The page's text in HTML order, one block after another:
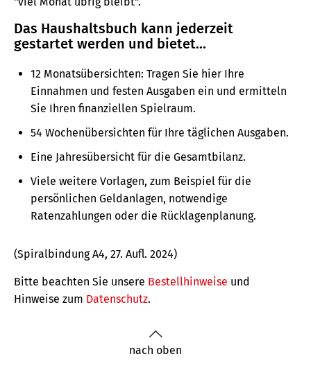
Das Haushaltsbuch kann jederzeit
gestartet werden und bietet...
12 Monatsübersichten: Tragen Sie hier Ihre
Einnahmen und festen Ausgaben ein und ermitteln
Sie Ihren finanziellen Spielraum.
54 Wochenübersichten für Ihre täglichen Ausgaben.
Eine Jahresübersicht für die Gesamtbilanz.
Viele weitere Vorlagen, zum Beispiel für die
persönlichen Geldanlagen, notwendige
Ratenzahlungen oder die Rücklagenplanung.
(Spiralbindung A4, 27. Aufl. 2024)
Bitte beachten Sie unsere Bestellhinweise und
Hinweise zum Datenschutz.
nach oben